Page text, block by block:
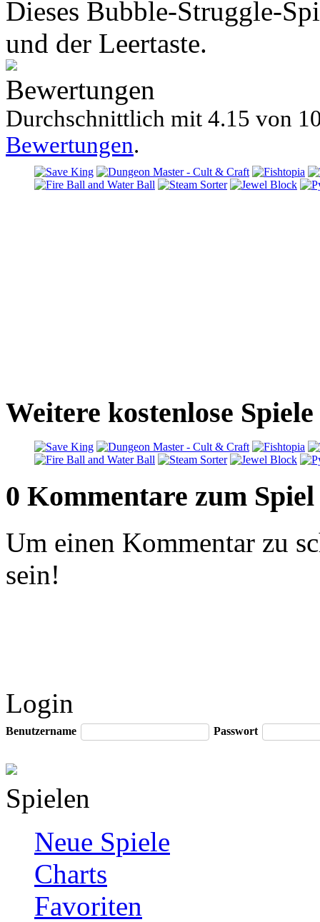
Dieses Bubble-Struggle-
und der Leertaste.
Bewertungen
Durchschnittlich mit 4.15 von
Bewertungen.
Weitere kostenlose
0 Kommentare zum Spiel
Um einen Kommentar zu
sein!
Login
Benutzername Passwort
Spielen
Neue Spiele
Charts
Favoriten